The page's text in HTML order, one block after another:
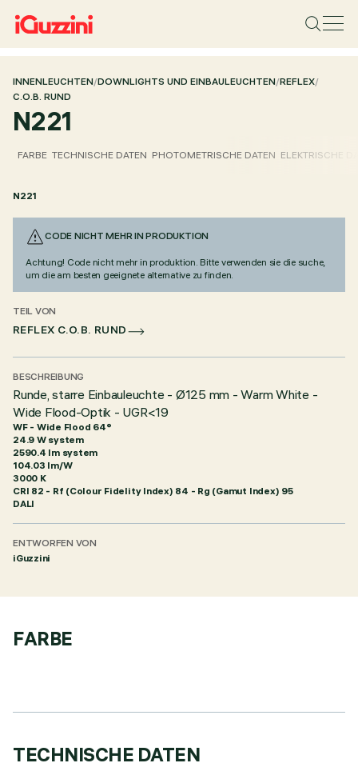
INNENLEUCHTEN/DOWNLIGHTS UND EINBAULEUCHTEN/REFLEX/
C.O.B. RUND
N221
FARBE TECHNISCHE DATEN PHOTOMETRISCHE DATEN ELEKTRISCHE
N221
CODE NICHT MEHR IN PRODUKTION
Achtung! Code nicht mehr in produktion. Bitte verwenden sie die suche,
um die am besten geeignete alternative zu finden.
TEIL VON
REFLEX C.O.B. RUND
BESCHREIBUNG
Runde, starre Einbauleuchte - Ø125 mm - Warm White -
Wide Flood-Optik - UGR<19
WF - Wide Flood 64°
24.9 W system
2590.4 lm system
104.03 lm/W
3000 K
CRI 82 - Rf (Colour Fidelity Index) 84 - Rg (Gamut Index) 95
DALI
ENTWORFEN VON
iGuzzini
FARBE
TECHNISCHE DATEN